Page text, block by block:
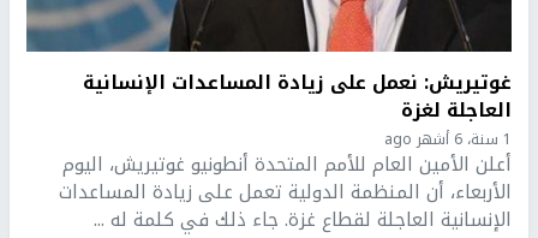
غوتيريش: نعمل على زيادة المساعدات الإنسانية
العاجلة لغزة
1 سنة، 6 أشهر ago
أعلن الأمين العام للأمم المتحدة أنطونيو غوتيريش، اليوم
الأربعاء، أن المنظمة الدولية تعمل على زيادة المساعدات
الإنسانية العاجلة لقطاع غزة. جاء ذلك في كلمة له ...